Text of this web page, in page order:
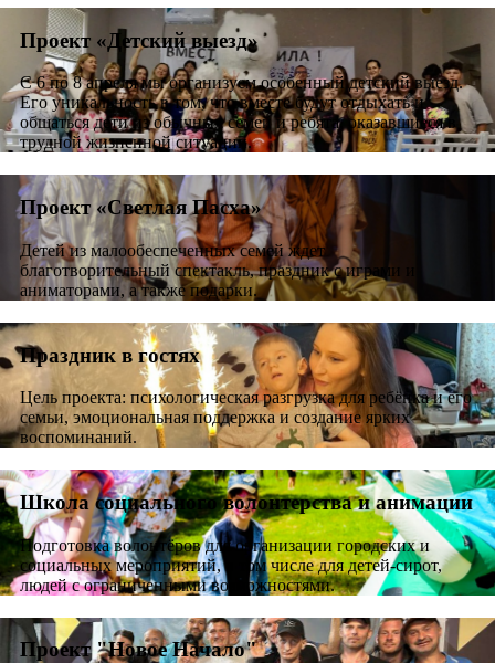
Проект «Детский выезд»
С 6 по 8 апреля мы организуем особенный детский выезд.
Его уникальность в том, что вместе будут отдыхать и
общаться дети из обычных семей и ребята, оказавшиеся в
трудной жизненной ситуации.
Проект «Светлая Пасха»
Детей из малообеспеченных семей ждет
благотворительный спектакль, праздник с играми и
аниматорами, а также подарки.
Праздник в гостях
Цель проекта: психологическая разгрузка для ребёнка и его
семьи, эмоциональная поддержка и создание ярких
воспоминаний.
Школа социального волонтерства и анимации
Подготовка волонтёров для организации городских и
социальных мероприятий, в том числе для детей-сирот,
людей с ограниченными возможностями.
Проект "Новое Начало"